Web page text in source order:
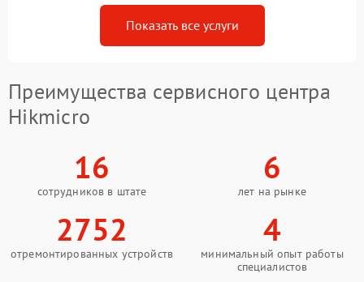
Показать все услуги
Преимущества сервисного центра
Hikmicro
16
сотрудников в штате
6
лет на рынке
2752
отремонтированных устройств
4
минимальный опыт работы
специалистов